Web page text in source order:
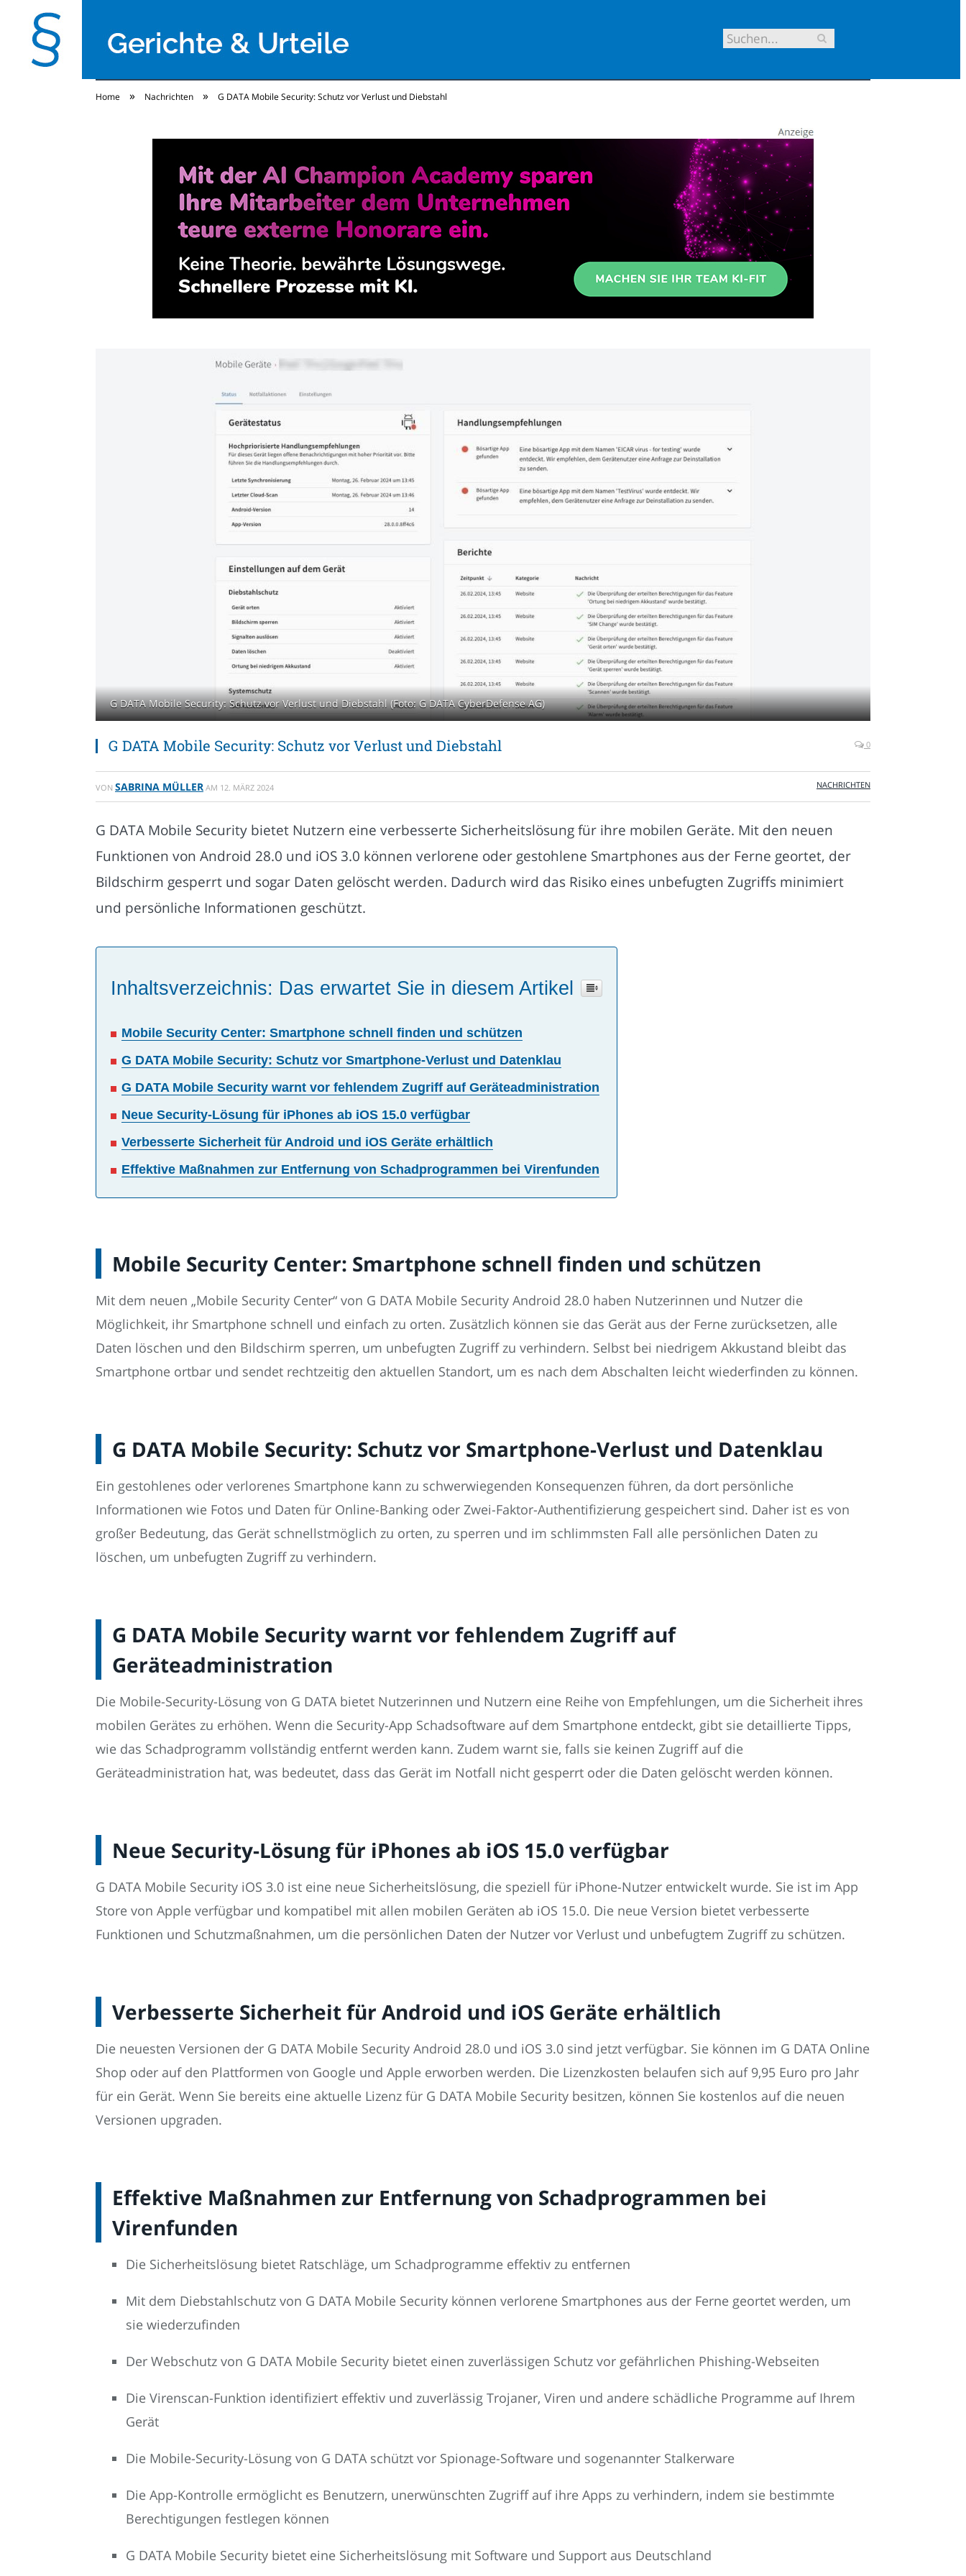
Home » Nachrichten » G DATA Mobile Security: Schutz vor Verlust und Diebstahl
G DATA Mobile Security: Schutz vor Verlust und Diebstahl (Foto: G DATA CyberDefense AG)
G DATA Mobile Security: Schutz vor Verlust und Diebstahl 0
VON SABRINA MÜLLER AM 12. MÄRZ 2024 NACHRICHTEN
G DATA Mobile Security bietet Nutzern eine verbesserte Sicherheitslösung für ihre mobilen Geräte. Mit den neuen
Funktionen von Android 28.0 und iOS 3.0 können verlorene oder gestohlene Smartphones aus der Ferne geortet, der
Bildschirm gesperrt und sogar Daten gelöscht werden. Dadurch wird das Risiko eines unbefugten Zugriffs minimiert
und persönliche Informationen geschützt.
Inhaltsverzeichnis: Das erwartet Sie in diesem Artikel
Mobile Security Center: Smartphone schnell finden und schützen
G DATA Mobile Security: Schutz vor Smartphone-Verlust und Datenklau
G DATA Mobile Security warnt vor fehlendem Zugriff auf Geräteadministration
Neue Security-Lösung für iPhones ab iOS 15.0 verfügbar
Verbesserte Sicherheit für Android und iOS Geräte erhältlich
Effektive Maßnahmen zur Entfernung von Schadprogrammen bei Virenfunden
Mobile Security Center: Smartphone schnell finden und schützen
Mit dem neuen „Mobile Security Center“ von G DATA Mobile Security Android 28.0 haben Nutzerinnen und Nutzer die
Möglichkeit, ihr Smartphone schnell und einfach zu orten. Zusätzlich können sie das Gerät aus der Ferne zurücksetzen, alle
Daten löschen und den Bildschirm sperren, um unbefugten Zugriff zu verhindern. Selbst bei niedrigem Akkustand bleibt das
Smartphone ortbar und sendet rechtzeitig den aktuellen Standort, um es nach dem Abschalten leicht wiederfinden zu können.
G DATA Mobile Security: Schutz vor Smartphone-Verlust und Datenklau
Ein gestohlenes oder verlorenes Smartphone kann zu schwerwiegenden Konsequenzen führen, da dort persönliche
Informationen wie Fotos und Daten für Online-Banking oder Zwei-Faktor-Authentifizierung gespeichert sind. Daher ist es von
großer Bedeutung, das Gerät schnellstmöglich zu orten, zu sperren und im schlimmsten Fall alle persönlichen Daten zu
löschen, um unbefugten Zugriff zu verhindern.
G DATA Mobile Security warnt vor fehlendem Zugriff auf
Geräteadministration
Die Mobile-Security-Lösung von G DATA bietet Nutzerinnen und Nutzern eine Reihe von Empfehlungen, um die Sicherheit ihres
mobilen Gerätes zu erhöhen. Wenn die Security-App Schadsoftware auf dem Smartphone entdeckt, gibt sie detaillierte Tipps,
wie das Schadprogramm vollständig entfernt werden kann. Zudem warnt sie, falls sie keinen Zugriff auf die
Geräteadministration hat, was bedeutet, dass das Gerät im Notfall nicht gesperrt oder die Daten gelöscht werden können.
Neue Security-Lösung für iPhones ab iOS 15.0 verfügbar
G DATA Mobile Security iOS 3.0 ist eine neue Sicherheitslösung, die speziell für iPhone-Nutzer entwickelt wurde. Sie ist im App
Store von Apple verfügbar und kompatibel mit allen mobilen Geräten ab iOS 15.0. Die neue Version bietet verbesserte
Funktionen und Schutzmaßnahmen, um die persönlichen Daten der Nutzer vor Verlust und unbefugtem Zugriff zu schützen.
Verbesserte Sicherheit für Android und iOS Geräte erhältlich
Die neuesten Versionen der G DATA Mobile Security Android 28.0 und iOS 3.0 sind jetzt verfügbar. Sie können im G DATA Online
Shop oder auf den Plattformen von Google und Apple erworben werden. Die Lizenzkosten belaufen sich auf 9,95 Euro pro Jahr
für ein Gerät. Wenn Sie bereits eine aktuelle Lizenz für G DATA Mobile Security besitzen, können Sie kostenlos auf die neuen
Versionen upgraden.
Effektive Maßnahmen zur Entfernung von Schadprogrammen bei
Virenfunden
Die Sicherheitslösung bietet Ratschläge, um Schadprogramme effektiv zu entfernen
Mit dem Diebstahlschutz von G DATA Mobile Security können verlorene Smartphones aus der Ferne geortet werden, um
sie wiederzufinden
Der Webschutz von G DATA Mobile Security bietet einen zuverlässigen Schutz vor gefährlichen Phishing-Webseiten
Die Virenscan-Funktion identifiziert effektiv und zuverlässig Trojaner, Viren und andere schädliche Programme auf Ihrem
Gerät
Die Mobile-Security-Lösung von G DATA schützt vor Spionage-Software und sogenannter Stalkerware
Die App-Kontrolle ermöglicht es Benutzern, unerwünschten Zugriff auf ihre Apps zu verhindern, indem sie bestimmte
Berechtigungen festlegen können
G DATA Mobile Security bietet eine Sicherheitslösung mit Software und Support aus Deutschland